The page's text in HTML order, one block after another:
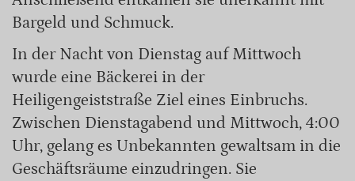
Bargeld und Schmuck.
In der Nacht von Dienstag auf Mittwoch
wurde eine Bäckerei in der
Heiligengeiststraße Ziel eines Einbruchs.
Zwischen Dienstagabend und Mittwoch, 4:00
Uhr, gelang es Unbekannten gewaltsam in die
Geschäftsräume einzudringen. Sie